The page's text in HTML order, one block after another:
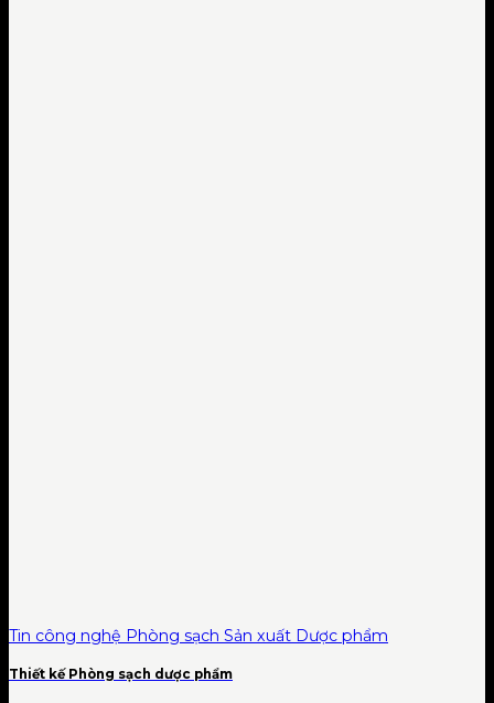
Tin công nghệ Phòng sạch Sản xuất Dược phẩm
Thiết kế Phòng sạch dược phẩm